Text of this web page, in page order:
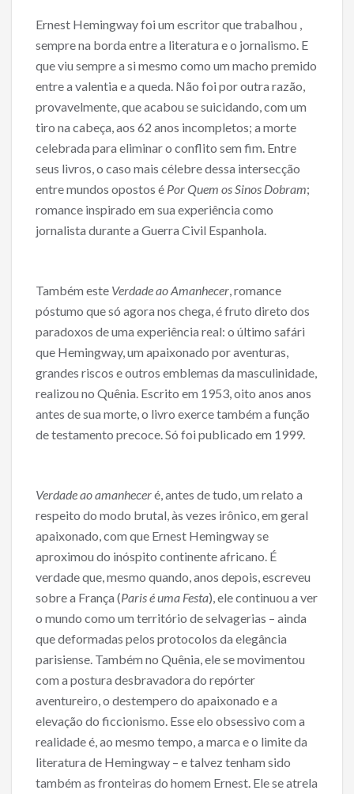
o
o
k
Ernest Hemingway foi um escritor que trabalhou ,
sempre na borda entre a literatura e o jornalismo. E
que viu sempre a si mesmo como um macho premido
entre a valentia e a queda. Não foi por outra razão,
provavelmente, que acabou se suicidando, com um
tiro na cabeça, aos 62 anos incompletos; a morte
celebrada para eliminar o conflito sem fim. Entre
seus livros, o caso mais célebre dessa intersecção
entre mundos opostos é Por Quem os Sinos Dobram;
romance inspirado em sua experiência como
jornalista durante a Guerra Civil Espanhola.
Também este Verdade ao Amanhecer , romance
póstumo que só agora nos chega, é fruto direto dos
paradoxos de uma experiência real: o último safári
que Hemingway, um apaixonado por aventuras,
grandes riscos e outros emblemas da masculinidade,
realizou no Quênia. Escrito em 1953, oito anos anos
antes de sua morte, o livro exerce também a função
de testamento precoce. Só foi publicado em 1999.
Verdade ao amanheceré, antes de tudo, um relato a
respeito do modo brutal, às vezes irônico, em geral
apaixonado, com que Ernest Hemingway se
aproximou do inóspito continente africano. É
verdade que, mesmo quando, anos depois, escreveu
sobre a França (Paris é uma Festa), ele continuou a ver
o mundo como um território de selvagerias – ainda
que deformadas pelos protocolos da elegância
parisiense. Também no Quênia, ele se movimentou
com a postura desbravadora do repórter
aventureiro, o destempero do apaixonado e a
elevação do ficcionismo. Esse elo obsessivo com a
realidade é, ao mesmo tempo, a marca e o limite da
literatura de Hemingway – e talvez tenham sido
também as fronteiras do homem Ernest. Ele se atrela